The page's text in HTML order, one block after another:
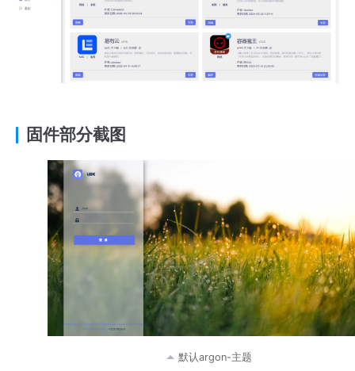
固件部分截图
默认argon-主题